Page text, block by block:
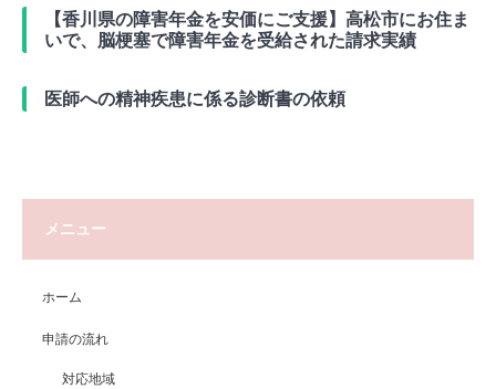
【香川県の障害年金を安価にご支援】高松市にお住ま
いで、脳梗塞で障害年金を受給された請求実績
医師への精神疾患に係る診断書の依頼
メニュー
ホーム
申請の流れ
対応地域